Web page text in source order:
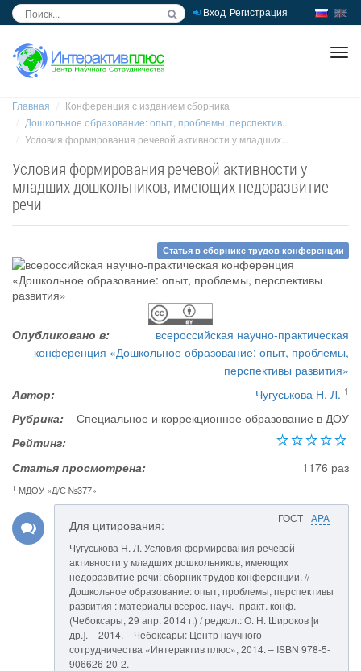
Вход Регистрация
Главная
Конференция с изданием сборника
Дошкольное образование: опыт, проблемы, перспектив...
Условия формирования речевой активности у младших...
Условия формирования речевой активности у
младших дошкольников, имеющих недоразвитие
речи
Статья в сборнике трудов конференции
Опубликовано в:
всероссийская научно-практическая
конференция «Дошкольное образование: опыт, проблемы,
перспективы развития»
Автор:
Чугуськова Н. Л. 1
Рубрика:
Специальное и коррекционное образование в ДОУ
Рейтинг:
Статья просмотрена:
1176 раз
1 МДОУ «Д/С №377»
ГОСТ APA
Для цитирования:
Чугуськова Н. Л. Условия формирования речевой
активности у младших дошкольников, имеющих
недоразвитие речи: сборник трудов конференции. //
Дошкольное образование: опыт, проблемы, перспективы
развития : материалы всерос. науч.–практ. конф.
(Чебоксары, 29 апр. 2014 г.) / редкол.: О. Н. Широков [и
др.]. – 2014. – Чебоксары: Центр научного
сотрудничества «Интерактив плюс», 2014. – ISBN 978-5-
906626-20-2.